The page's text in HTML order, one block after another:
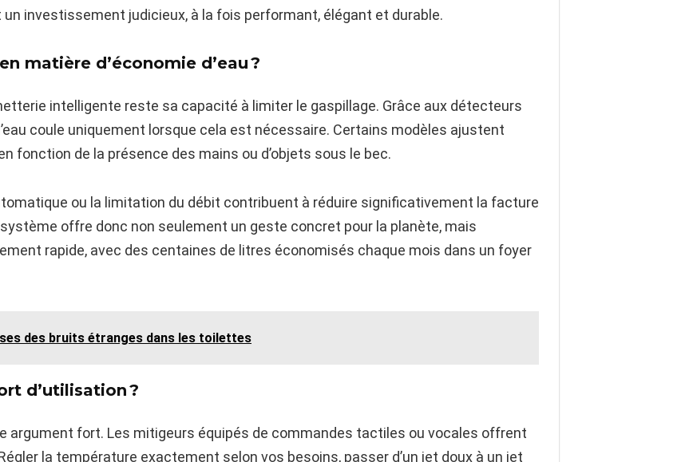
investissement judicieux, à la fois performant, élégant et durable.
matière d’économie d’eau ?
intelligente reste sa capacité à limiter le gaspillage. Grâce aux détecteurs
coule uniquement lorsque cela est nécessaire. Certains modèles ajustent
fonction de la présence des mains ou d’objets sous le bec.
ou la limitation du débit contribuent à réduire significativement la facture
offre donc non seulement un geste concret pour la planète, mais
rapide, avec des centaines de litres économisés chaque mois dans un foyer
des bruits étranges dans les toilettes
d’utilisation ?
argument fort. Les mitigeurs équipés de commandes tactiles ou vocales offrent
la température exactement selon vos besoins, passer d’un jet doux à un jet